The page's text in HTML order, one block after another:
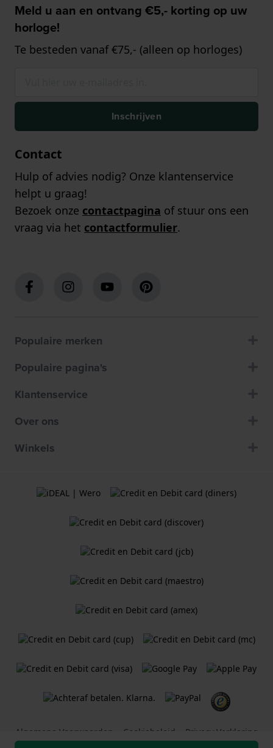
Meld u aan en ontvang €5,- korting op uw
horloge!
Te besteden vanaf €75,- (alleen op horloges)
Inschrijven
Contact
Hulp of advies nodig? Onze klantenservice
helpt u graag!
Bezoek onze contactpagina of stuur ons een
vraag via het contactformulier.
Populaire merken
Populaire pagina's
Klantenservice
Over ons
Winkels
Algemene Voorwaarden Cookiebeleid Privacy Verklaring